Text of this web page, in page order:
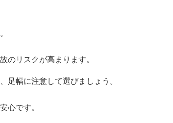
のリスクが高まります。
幅に注意して選びましょう。
心です。